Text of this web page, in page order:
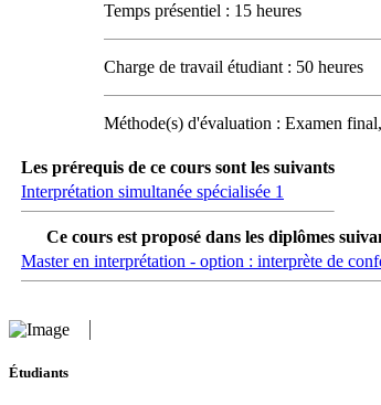
Temps présentiel : 15 heures
Charge de travail étudiant : 50 heures
Méthode(s) d'évaluation : Examen
Les prérequis de ce cours sont les suivants
Interprétation simultanée spécialisée 1
Ce cours est proposé dans les diplômes
Master en interprétation - option : interprète de
Étudiants